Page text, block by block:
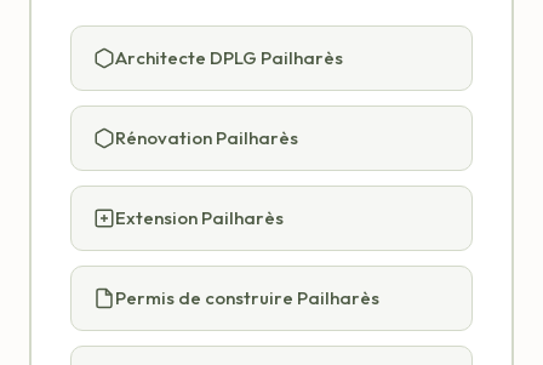
Architecte DPLG Pailharès
Rénovation Pailharès
Extension Pailharès
Permis de construire Pailharès